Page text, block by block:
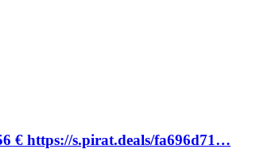
€ https://s.pirat.deals/fa696d71…